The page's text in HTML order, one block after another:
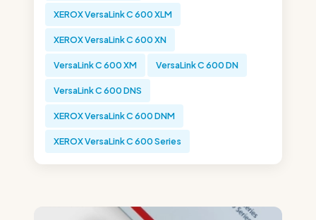
XEROX VersaLink C 600 XLM
XEROX VersaLink C 600 XN
VersaLink C 600 XM VersaLink C 600 DN
VersaLink C 600 DNS
XEROX VersaLink C 600 DNM
XEROX VersaLink C 600 Series